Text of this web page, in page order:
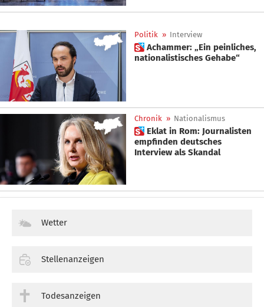
Politik » Interview
 Achammer: „Ein peinliches,
nationalistisches Gehabe“
Chronik » Nationalismus
 Eklat in Rom: Journalisten
empfinden deutsches
Interview als Skandal
Wetter
Stellenanzeigen
Todesanzeigen